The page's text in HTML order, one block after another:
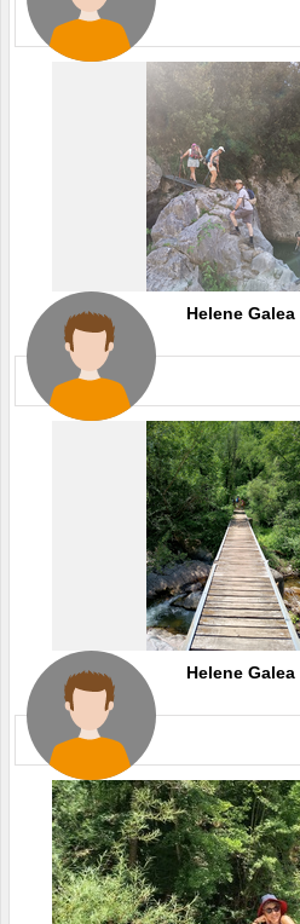
Helene Galea
Helene Galea